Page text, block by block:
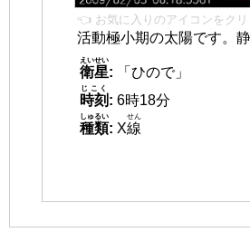
👈 お気に入りのアイコンをクリ
活動極小期の太陽です。
衛星
えいせい
:
「ひので」
時刻
じこく
: 6時18分
種類
しゅるい
: X線
せん